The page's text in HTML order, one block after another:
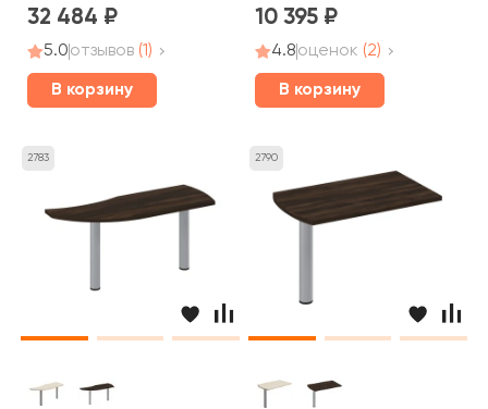
32 484
5.0отзывов (1)
В корзину
10 395
4.8оценок (2)
В корзину
2783 2790